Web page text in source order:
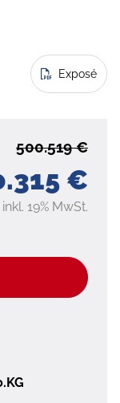
Exposé
€
500.519 €
inkl. 19% MwSt.